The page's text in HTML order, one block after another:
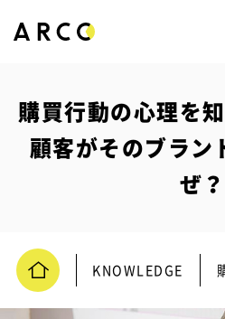
購買行動の心理を
顧客がそのブラン
ぜ？
KNOWLEDGE